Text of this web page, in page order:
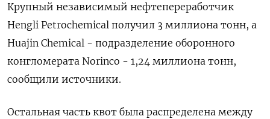
Крупный независимый нефтепереработчик
Hengli Petrochemical получил 3 миллиона тонн, а
Huajin Chemical - подразделение оборонного
конгломерата Norinco - 1,24 миллиона тонн,
сообщили источники.
Остальная часть квот была распределена между